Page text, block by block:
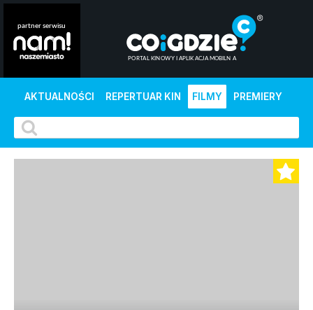
AKTUALNOŚCI REPERTUAR KIN FILMY PREMIERY